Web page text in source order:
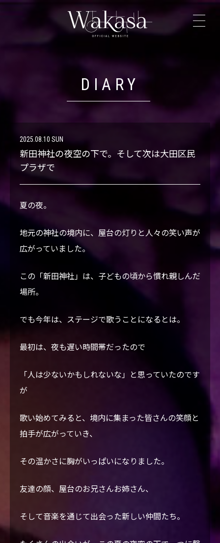
TOP
CONTACT
DIARY
2025.08.10 SUN
新田神社の夜空の下で。そして次は大田区民
プラザで
夏の夜。
地元の神社の境内に、屋台の灯りと人々の笑い声が
広がっていました。
この「新田神社」は、子どもの頃から慣れ親しんだ
場所。
でも今年は、ステージで歌うことになるとは。
最初は、夜も遅い時間帯だったので
「人は少ないかもしれないな」と思っていたのです
が
歌い始めてみると、境内に集まった皆さんの笑顔と
拍手が広がっていき、
その温かさに胸がいっぱいになりました。
友達の顔、屋台のお兄さんお姉さん、
そして音楽を通じて出会った新しい仲間たち。